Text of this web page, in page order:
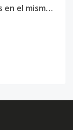
Alquiler apartamentos amueblados en el mismo downtown de punta cana